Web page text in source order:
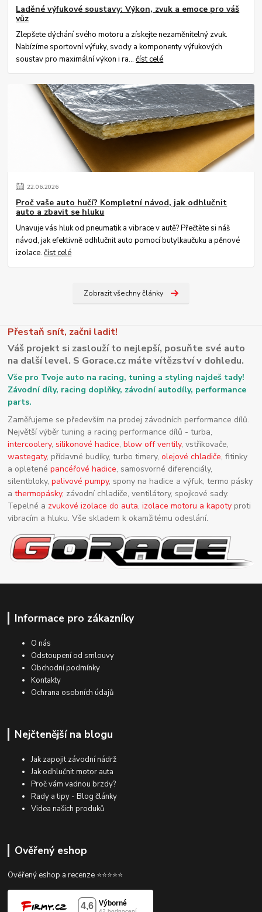
Laděné výfukové soustavy: Výkon, zvuk a emoce pro váš
vůz
Zlepšete dýchání svého motoru a získejte nezaměnitelný zvuk.
Nabízíme sportovní výfuky, svody a komponenty výfukových
soustav pro maximální výkon i ra...číst celé
22.06.2026
Proč vaše auto hučí? Kompletní návod, jak odhlučnit
auto a zbavit se hluku
Unavuje vás hluk od pneumatik a vibrace v autě? Přečtěte si náš
návod, jak efektivně odhlučnit auto pomocí butylkaučuku a pěnové
izolace.číst celé
Zobrazit všechny články
Přestaň snít, začni ladit!
Váš projekt si zaslouží to nejlepší, posuňte své auto
na další level. S Gorace.cz máte vítězství v dohledu.
Vše pro Tvoje auto na racing, tuning a styling najdeš tady!
Závodní díly, racing doplňky, závodní autodíly, performance
parts.
Zaměřujeme se především na prodej závodních performance dílů.
Největší výběr tuning a racing performance dílů - turba,
intercoolery,silikonové hadice,blow off ventily, vstřikovače,
wastegaty, přídavné budíky, turbo timery,olejové chladiče, fitinky
a opletenépancéřové hadice, samosvorné diferenciály,
silentbloky,palivové pumpy, spony na hadice a výfuk, termo pásky
athermopásky, závodní chladiče, ventilátory, spojkové sady.
Tepelné a zvukové izolace do auta,izolace motoru a kapoty proti
vibracím a hluku. Vše skladem k okamžitému odeslání.
Informace pro zákazníky
O nás
Odstoupení od smlouvy
Obchodní podmínky
Kontakty
Ochrana osobních údajů
Nejčtenější na blogu
Jak zapojit závodní nádrž
Jak odhlučnit motor auta
Proč vám vadnou brzdy?
Rady a tipy - Blog články
Videa našich produků
Ověřený eshop
Ověřený eshop a recenze ⭐⭐⭐⭐⭐